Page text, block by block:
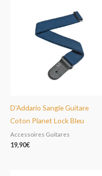
D’Addario Sangle Guitare
Coton Planet Lock Bleu
Accessoires Guitares
19,90€